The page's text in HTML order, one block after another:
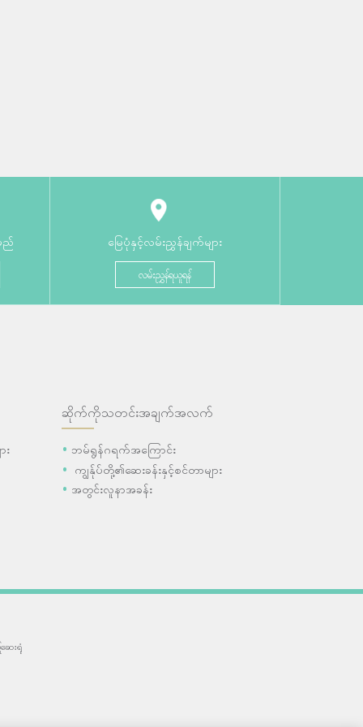
ည် မြေပုံနှင့်လမ်းညွှန်ချက်များ
လမ်းညွှန်ရယူရန်
း
ဆိုက်ကိုသတင်းအချက်အလက်
ဘမ်ရွန်ဂရက်အကြောင်း
ကျွန်ုပ်တို့၏ဆေးခန်းနှင့်စင်တာများ
အတွင်းလူနာအခန်း
ေးရုံ